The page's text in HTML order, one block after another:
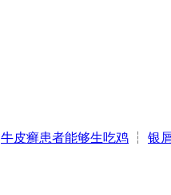
牛皮癣患者能够生吃鸡 ┆ 银